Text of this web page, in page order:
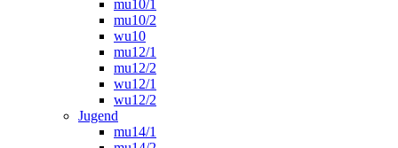
mu10/1
mu10/2
wu10
mu12/1
mu12/2
wu12/1
wu12/2
Jugend
mu14/1